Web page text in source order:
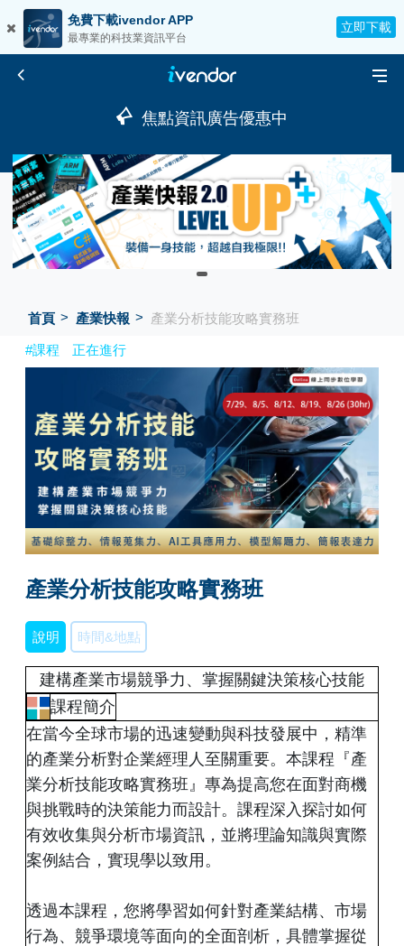
免費下載ivendor APP
最專業的科技業資訊平台
立即下載
焦點資訊廣告優惠中
首頁 產業快報 產業分析技能攻略實務班
#課程 正在進行
產業分析技能攻略實務班
說明 時間&地點
建構產業市場競爭力、掌握關鍵決策核心技能
課程簡介
在當今全球市場的迅速變動與科技發展中，精準
的產業分析對企業經理人至關重要。本課程『產
業分析技能攻略實務班』專為提高您在面對商機
與挑戰時的決策能力而設計。課程深入探討如何
有效收集與分析市場資訊，並將理論知識與實際
案例結合，實現學以致用。
透過本課程，您將學習如何針對產業結構、市場
行為、競爭環境等面向的全面剖析，具體掌握從